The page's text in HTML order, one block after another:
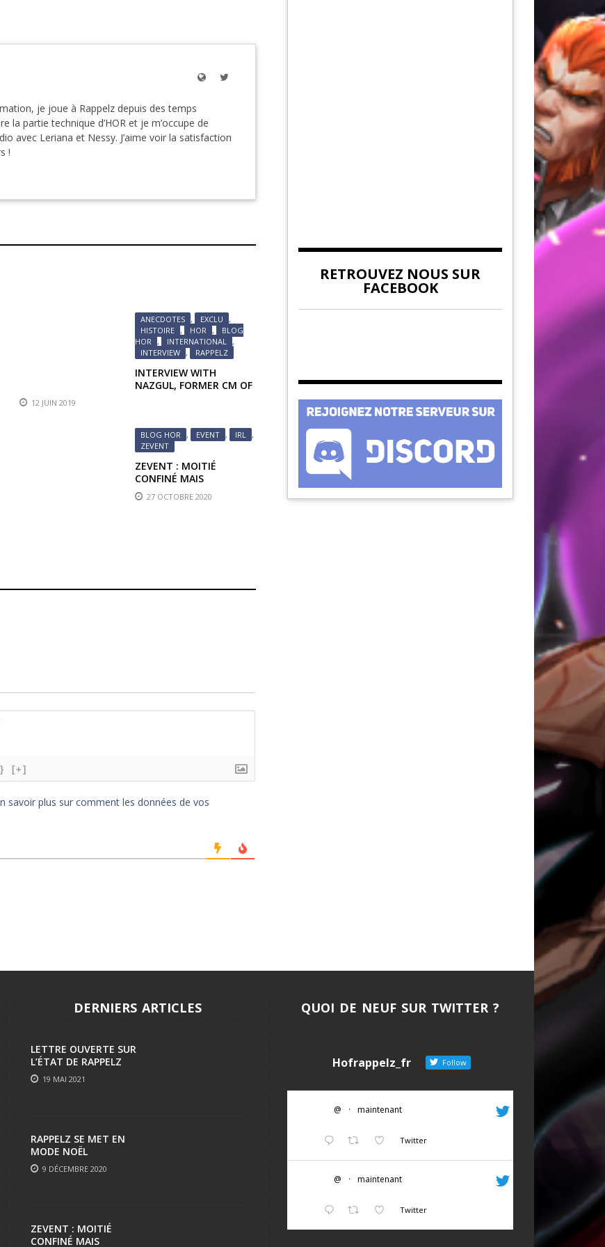
EPIC 9.5 : LES ÉPREUVES DE DEVILDOM
je joue à Rappelz depuis des temps
la partie technique d’HOR et je m’occupe de
avec Leriana et Nessy. J’aime voir la satisfaction
!
ANECDOTES , EXCLU ,
HISTOIRE , HOR ,
BLOG
HOR , INTERNATIONAL ,
INTERVIEW , RAPPELZ
INTERVIEW WITH
NAZGUL, FORMER CM OF
12 JUIN 2019
BLOG HOR , EVENT , IRL ,
ZEVENT
ZEVENT : MOITIÉ
CONFINÉ MAIS
TOUJOURS AUSSI FUN
27 OCTOBRE 2020
[+]
savoir plus sur comment les données de vos
RETROUVEZ NOUS SUR
FACEBOOK
DERNIERS ARTICLES
LETTRE OUVERTE SUR
L’ÉTAT DE RAPPELZ
19 MAI 2021
RAPPELZ SE MET EN
MODE NOËL
9 DÉCEMBRE 2020
ZEVENT : MOITIÉ
CONFINÉ MAIS
QUOI DE NEUF SUR TWITTER ?
Hofrappelz_fr Follow
@ · maintenant
Twitter
@ · maintenant
Twitter